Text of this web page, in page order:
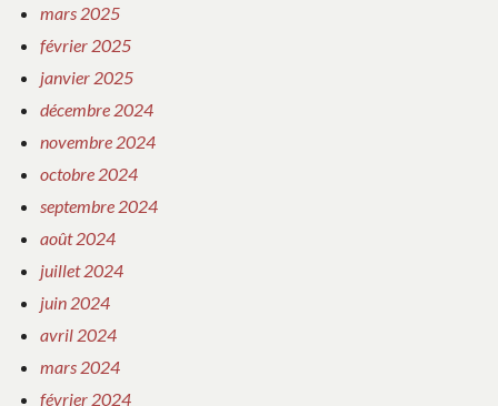
mars 2025
février 2025
janvier 2025
décembre 2024
novembre 2024
octobre 2024
septembre 2024
août 2024
juillet 2024
juin 2024
avril 2024
mars 2024
février 2024